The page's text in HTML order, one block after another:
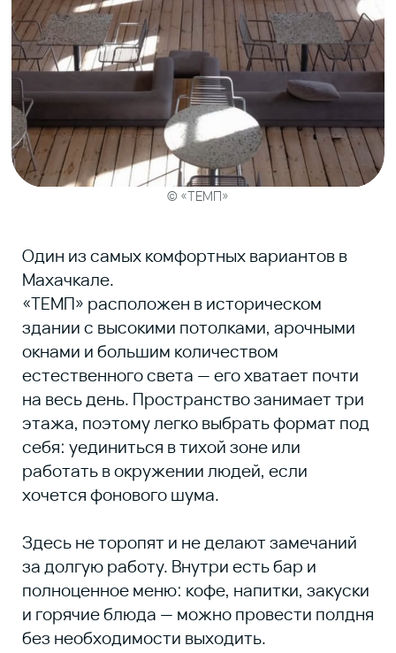
Здесь не торопят и не делают замечаний
за долгую работу. Внутри есть бар и
полноценное меню: кофе, напитки, закуски
и горячие блюда — можно провести полдня
без необходимости выходить.
Время работы:9:00–23:00
КОВОРКИНГ «DELO»
один из самых удобных коворкингов в
Махачкале для работы во время
отключений электричества.
Пространство, где действительно
продумано всё: от зонирования до
акустики. Здесь есть рабочие места для